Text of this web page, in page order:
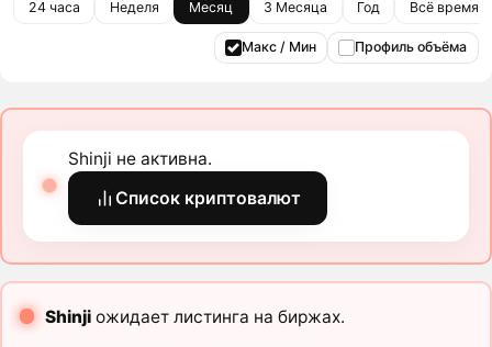
24 часа Неделя Месяц 3 Месяца Год Всё время
Макс / Мин Профиль объёма
Shinji не активна.
Список криптовалют
Shinjiожидает листинга на биржах.